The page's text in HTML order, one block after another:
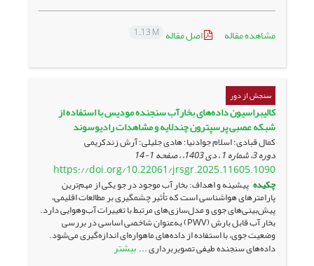
مشاهده مقاله اصل مقاله 1.13 M
سنجش از دور
کالیبراسیون داده‌های بخارآب سنجنده مودیس با استفاده از
شبکه‌ عصبی پرسپترون چندلایه و ‏مشاهدات رادیوسوند
کمال قبادی؛ اسلام جوادنیا؛ هادی جلیلی؛ آرش زندکریمی
دوره 3، شماره 1 ، دی 1403، ، صفحه 1-14
https://doi.org/10.22061/jrsgr.2025.11605.1090
چکیده پیشینه و اهداف: بخار آب موجود در جو یکی از مهم‌ترین
پارامترهای هواشناسی است که تأثیر چشمگیری بر مطالعات اقلیمی،
پیش‌بینی‌های جوی و مدل‌سازی‌های مرتبط با تغییرات آب‌وهوایی دارد.
بخار آب قابل بارش (PWV) به‌عنوان شاخصی اساسی در بررسی
وضعیت جوی، با استفاده از داده‌های ماهواره‌ای اندازه‌گیری می‌شود.
داده‌های سنجنده طیفی تصویربرداری ... بیشتر